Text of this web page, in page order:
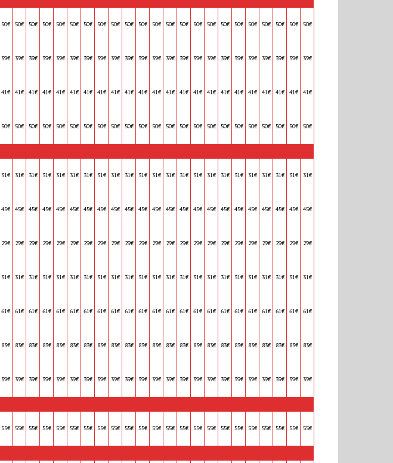
50€ 50€ 50€ 50€ 50€ 50€ 50€ 50€ 50€ 50€ 50€ 50€ 50€ 50€ 50€ 50€ 50€ 50€ 50€ 50€ 50€ 50€ 50€
39€ 39€ 39€ 39€ 39€ 39€ 39€ 39€ 39€ 39€ 39€ 39€ 39€ 39€ 39€ 39€ 39€ 39€ 39€ 39€ 39€ 39€ 39€
41€ 41€ 41€ 41€ 41€ 41€ 41€ 41€ 41€ 41€ 41€ 41€ 41€ 41€ 41€ 41€ 41€ 41€ 41€ 41€ 41€ 41€ 41€
50€ 50€ 50€ 50€ 50€ 50€ 50€ 50€ 50€ 50€ 50€ 50€ 50€ 50€ 50€ 50€ 50€ 50€ 50€ 50€ 50€ 50€ 50€
31€ 31€ 31€ 31€ 31€ 31€ 31€ 31€ 31€ 31€ 31€ 31€ 31€ 31€ 31€ 31€ 31€ 31€ 31€ 31€ 31€ 31€ 31€
45€ 45€ 45€ 45€ 45€ 45€ 45€ 45€ 45€ 45€ 45€ 45€ 45€ 45€ 45€ 45€ 45€ 45€ 45€ 45€ 45€ 45€ 45€
29€ 29€ 29€ 29€ 29€ 29€ 29€ 29€ 29€ 29€ 29€ 29€ 29€ 29€ 29€ 29€ 29€ 29€ 29€ 29€ 29€ 29€ 29€
31€ 31€ 31€ 31€ 31€ 31€ 31€ 31€ 31€ 31€ 31€ 31€ 31€ 31€ 31€ 31€ 31€ 31€ 31€ 31€ 31€ 31€ 31€
61€ 61€ 61€ 61€ 61€ 61€ 61€ 61€ 61€ 61€ 61€ 61€ 61€ 61€ 61€ 61€ 61€ 61€ 61€ 61€ 61€ 61€ 61€
83€ 83€ 83€ 83€ 83€ 83€ 83€ 83€ 83€ 83€ 83€ 83€ 83€ 83€ 83€ 83€ 83€ 83€ 83€ 83€ 83€ 83€ 83€
39€ 39€ 39€ 39€ 39€ 39€ 39€ 39€ 39€ 39€ 39€ 39€ 39€ 39€ 39€ 39€ 39€ 39€ 39€ 39€ 39€ 39€ 39€
55€ 55€ 55€ 55€ 55€ 55€ 55€ 55€ 55€ 55€ 55€ 55€ 55€ 55€ 55€ 55€ 55€ 55€ 55€ 55€ 55€ 55€ 55€